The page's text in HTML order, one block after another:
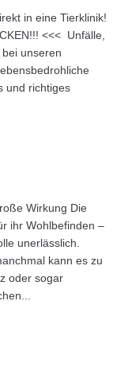
in eine Tierklinik!
<<< Unfälle,
unseren
und richtiges
Wirkung Die
ihr Wohlbefinden –
unerlässlich.
kann es zu
oder sogar